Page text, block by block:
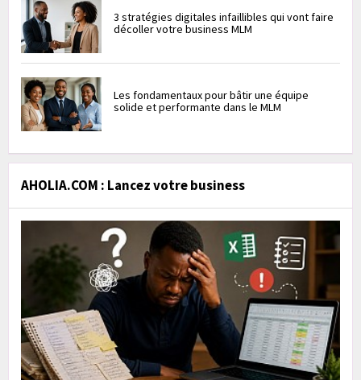
3 stratégies digitales infaillibles qui vont faire
décoller votre business MLM
Les fondamentaux pour bâtir une équipe
solide et performante dans le MLM
AHOLIA.COM : Lancez votre business